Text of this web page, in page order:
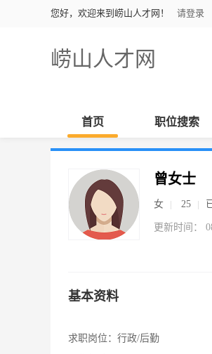
您好，欢迎来到崂山人才网！ 请登录
崂山人才网
首页 职位搜索
曾女士
女 25
更新时间：
基本资料
求职岗位： 行政/后勤